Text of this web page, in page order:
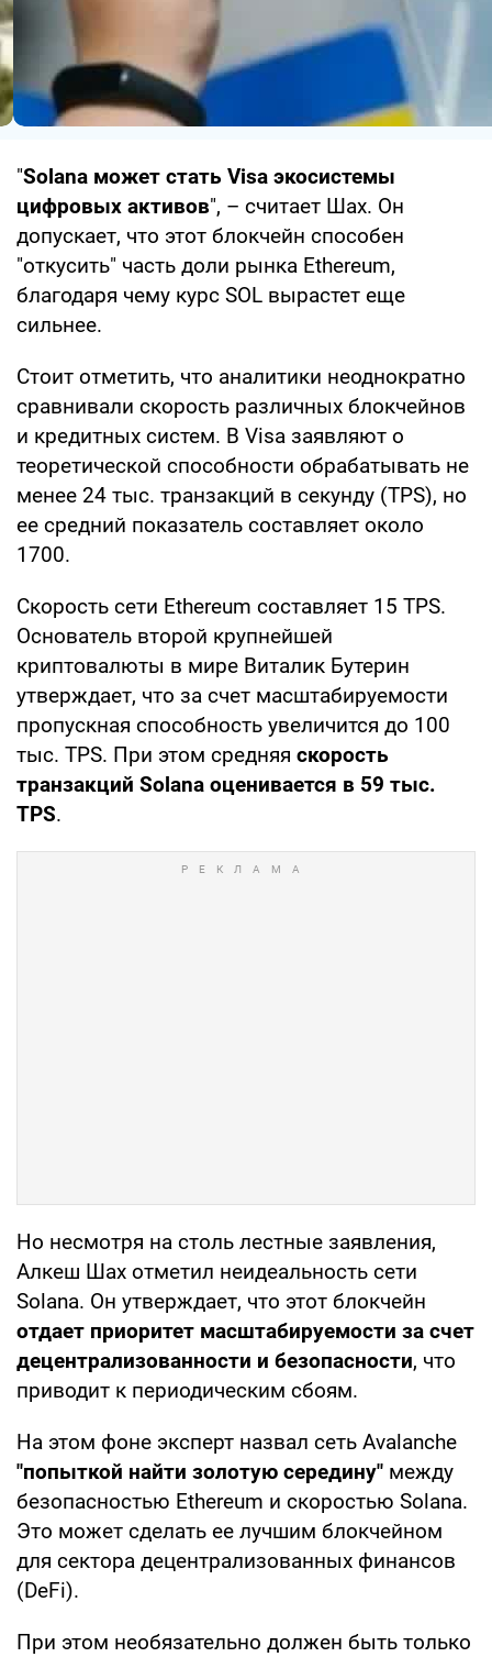
"Solana может стать Visa экосистемы
цифровых активов", – считает Шах. Он
допускает, что этот блокчейн способен
"откусить" часть доли рынка Ethereum,
благодаря чему курс SOL вырастет еще
сильнее.
Стоит отметить, что аналитики неоднократно
сравнивали скорость различных блокчейнов
и кредитных систем. В Visa заявляют о
теоретической способности обрабатывать не
менее 24 тыс. транзакций в секунду (TPS), но
ее средний показатель составляет около
1700.
Скорость сети Ethereum составляет 15 TPS.
Основатель второй крупнейшей
криптовалюты в мире Виталик Бутерин
утверждает, что за счет масштабируемости
пропускная способность увеличится до 100
тыс. TPS. При этом средняя скорость
транзакций Solana оценивается в 59 тыс.
TPS.
Но несмотря на столь лестные заявления,
Алкеш Шах отметил неидеальность сети
Solana. Он утверждает, что этот блокчейн
отдает приоритет масштабируемости за счет
децентрализованности и безопасности, что
приводит к периодическим сбоям.
На этом фоне эксперт назвал сеть Avalanche
"попыткой найти золотую середину" между
безопасностью Ethereum и скоростью Solana.
Это может сделать ее лучшим блокчейном
для сектора децентрализованных финансов
(DeFi).
При этом необязательно должен быть только